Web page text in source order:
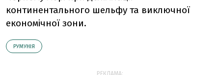
континентального шельфу та виключної
економічної зони.
РУМУНІЯ
РЕКЛАМА: